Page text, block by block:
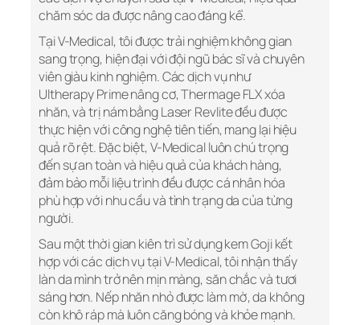
chăm sóc da được nâng cao đáng kể.
Tại V-Medical, tôi được trải nghiệm không gian
sang trọng, hiện đại với đội ngũ bác sĩ và chuyên
viên giàu kinh nghiệm. Các dịch vụ như
Ultherapy Prime nâng cơ, Thermage FLX xóa
nhăn, và trị nám bằng Laser Revlite đều được
thực hiện với công nghệ tiên tiến, mang lại hiệu
quả rõ rệt. Đặc biệt, V-Medical luôn chú trọng
đến sự an toàn và hiệu quả của khách hàng,
đảm bảo mỗi liệu trình đều được cá nhân hóa
phù hợp với nhu cầu và tình trạng da của từng
người.
Sau một thời gian kiên trì sử dụng kem Goji kết
hợp với các dịch vụ tại V-Medical, tôi nhận thấy
làn da mình trở nên mịn màng, săn chắc và tươi
sáng hơn. Nếp nhăn nhỏ được làm mờ, da không
còn khô ráp mà luôn căng bóng và khỏe mạnh.